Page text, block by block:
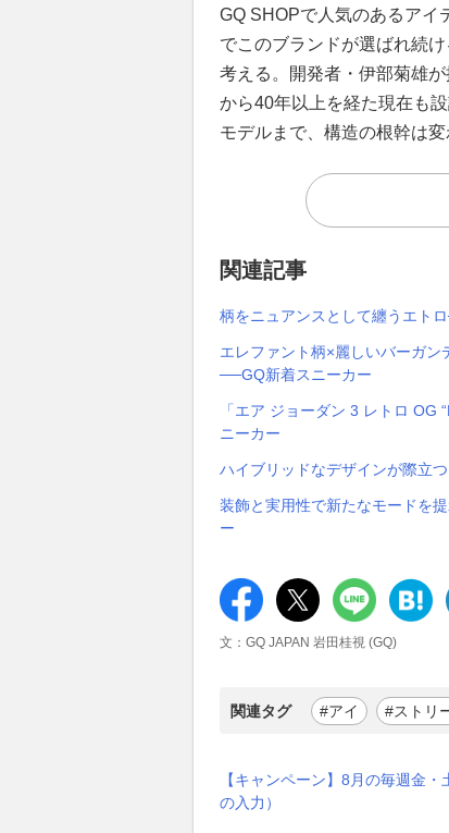
GQ SHOPで人気のあるアイ
でこのブランドが選ばれ続
考える。開発者・伊部菊雄
から40年以上を経た現在も
モデルまで、構造の根幹は変
関連記事
柄をニュアンスとして纏うエト
エレファント柄×麗しいバーガン
──GQ新着スニーカー
「エア ジョーダン 3 レトロ
ニーカー
ハイブリッドなデザインが際立
装飾と実用性で新たなモードを
ー
文：GQ JAPAN 岩田桂視 (GQ)
関連タグ #アイ #ストリ
【キャンペーン】8月の毎週金
の入力）